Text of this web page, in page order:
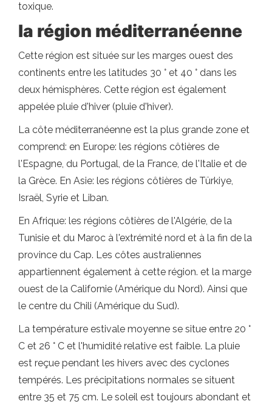
toxique.
la région méditerranéenne
Cette région est située sur les marges ouest des
continents entre les latitudes 30 ° et 40 ° dans les
deux hémisphères. Cette région est également
appelée pluie d'hiver (pluie d'hiver).
La côte méditerranéenne est la plus grande zone et
comprend: en Europe: les régions côtières de
l'Espagne, du Portugal, de la France, de l'Italie et de
la Grèce. En Asie: les régions côtières de Türkiye,
Israël, Syrie et Liban.
En Afrique: les régions côtières de l'Algérie, de la
Tunisie et du Maroc à l'extrémité nord et à la fin de la
province du Cap. Les côtes australiennes
appartiennent également à cette région. et la marge
ouest de la Californie (Amérique du Nord). Ainsi que
le centre du Chili (Amérique du Sud).
La température estivale moyenne se situe entre 20 °
C et 26 ° C et l'humidité relative est faible. La pluie
est reçue pendant les hivers avec des cyclones
tempérés. Les précipitations normales se situent
entre 35 et 75 cm. Le soleil est toujours abondant et